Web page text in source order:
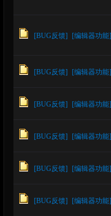
论
[BUG反馈] [编辑器功能]
[BUG反馈] [编辑器功能]
[BUG反馈] [编辑器功能]
[BUG反馈] [编辑器功能]
[BUG反馈] [编辑器功能]
[BUG反馈] [编辑器功能]